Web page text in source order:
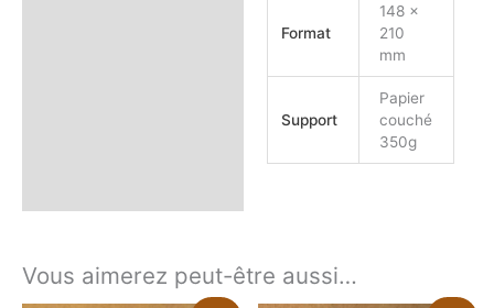
Format
148 x
210
mm
Support
Papier
couché
350g
Vous aimerez peut-être aussi…